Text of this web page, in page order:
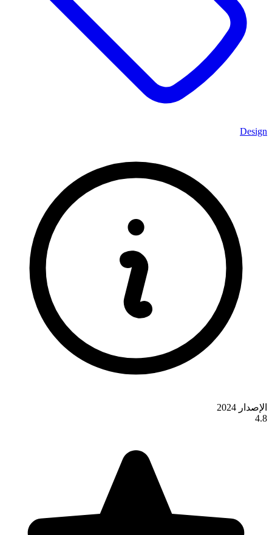
Design
الإصدار 2024
4.8